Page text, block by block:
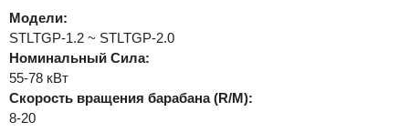
Модели:
STLTGP-1.2 ~ STLTGP-2.0
Номинальный Сила:
55-78 кВт
Скорость вращения барабана (R/M):
8-20